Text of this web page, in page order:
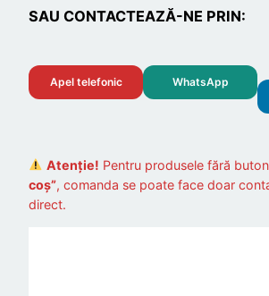
SAU CONTACTEAZĂ-NE PRIN:
Apel telefonic WhatsApp
Atenție! Pentru produsele fără
coș”, comanda se poate face doar
direct.